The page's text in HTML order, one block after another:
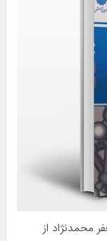
جعفر محمدنژاد از